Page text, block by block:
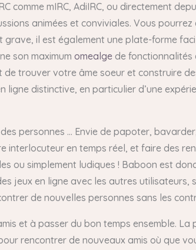
comme mIRC, AdiIRC, ou directement
animées et conviviales. Vous
il est également une plate-forme
son maximum omealge de fonctionnalités
trouver votre âme soeur et construire
ligne distinctive, en particulier d’une
personnes … Envie de papoter,
en temps réel, et faire des
ou simplement ludiques ! Baboon est
jeux en ligne avec les autres utilisateurs,
de nouvelles personnes sans les
et à passer du bon temps ensemble.
rencontrer de nouveaux amis où que